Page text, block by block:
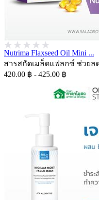
Nutrima Flaxseed Oil Mini ...
สารสกัดเมล็ดแฟลกซ์ ช่วยล
420.00 ฿ - 425.00 ฿